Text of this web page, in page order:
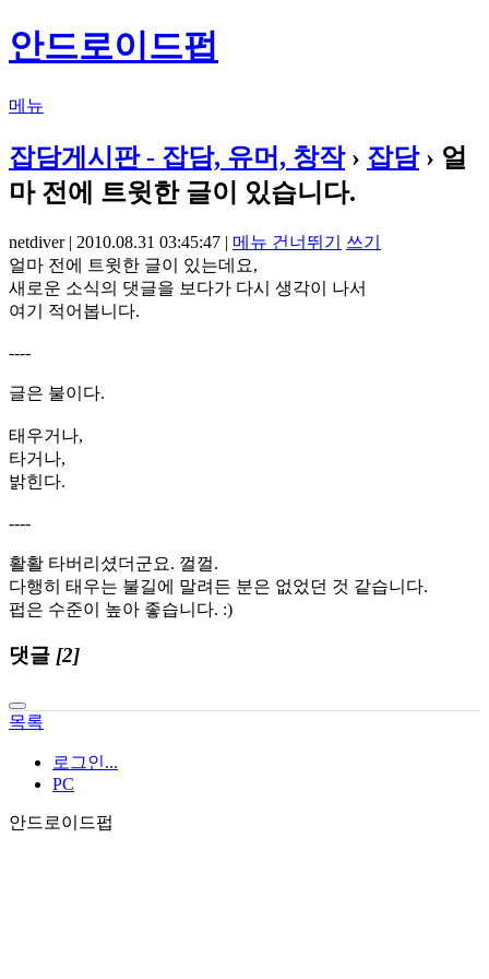
안드로이드펍
메뉴
잡담게시판 - 잡담, 유머, 창작› 잡담› 얼
마 전에 트윗한 글이 있습니다.
netdiver | 2010.08.31 03:45:47 | 메뉴 건너뛰기
쓰기
얼마 전에 트윗한 글이 있는데요,
새로운 소식의 댓글을 보다가 다시 생각이 나서
여기 적어봅니다.
----
글은 불이다.
태우거나,
타거나,
밝힌다.
----
활활 타버리셨더군요. 껄껄.
다행히 태우는 불길에 말려든 분은 없었던 것 같습니다.
펍은 수준이 높아 좋습니다. :)
댓글 [2]
목록
로그인...
PC
안드로이드펍